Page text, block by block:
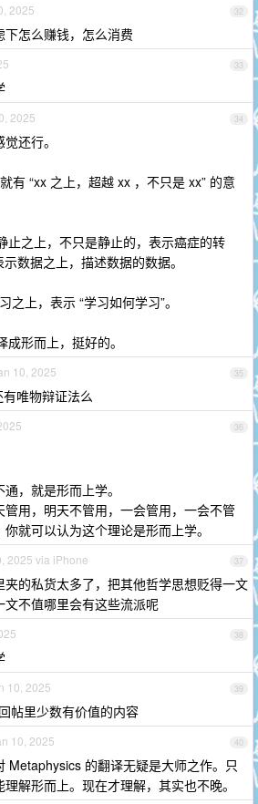
32
2025
怎么赚钱，怎么消费
33
34
2025
还行。
有 “xx 之上，超越 xx ，不只是 xx” 的意
止之上，不只是静止的，表示癌症的转
数据之上，描述数据的数据。
之上，表示 “学习如何学习”。
形而上，挺好的。
35
10, 2025
唯物辩证法么
36
，就是形而上学。
用，明天不管用，一会管用，一会不管
就可以认为这个理论是形而上学。
37
2025 via iPhone
夹的私货太多了，把其他哲学思想贬得一文
不值哪里会有这些流派呢
38
39
10, 2025
帖里少数有价值的内容
40
10, 2025
Metaphysics 的翻译无疑是大师之作。只
解形而上。现在才理解，其实也不晚。